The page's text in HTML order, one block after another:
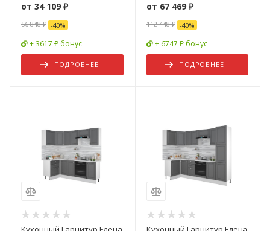
от 34 109 ₽
56 848 ₽ -40%
+ 3617 ₽ бонус
ПОДРОБНЕЕ
от 67 469 ₽
112 448 ₽ -40%
+ 6747 ₽ бонус
ПОДРОБНЕЕ